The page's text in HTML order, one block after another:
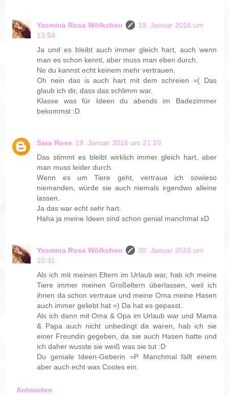
Yasmina Rosa Wölkchen
19. Januar 2016 um
13:54
Ja und es bleibt auch immer gleich hart, auch wenn
man es schon kennt, aber muss man eben durch.
Ne du kannst echt keinem mehr vertrauen.
Oh nein das is auch hart mit dem schreien =( Das
glaub ich dir, dass das schlimm war.
Klasse was für Ideen du abends im Badezimmer
bekommst :D
Sara Rose 19. Januar 2016 um 21:10
Das stimmt es bleibt wirklich immer gleich hart, aber
man muss leider durch.
Wenn es um Tiere geht, vertraue ich sowieso
niemanden, würde sie auch niemals irgendwo alleine
lassen.
Ja das war echt sehr hart.
Haha ja meine Ideen sind schon genial manchmal xD
Yasmina Rosa Wölkchen
20. Januar 2016 um
10:31
Als ich mit meinen Eltern im Urlaub war, hab ich meine
Tiere immer meinen Großeltern überlassen, weil ich
ihnen da schon vertraue und meine Oma meine Hasen
auch immer geliebt hat =) Da hat es gepasst.
Als ich dann mit Oma & Opa im Urlaub war und Mama
& Papa auch nicht unbedingt da waren, hab ich sie
einer Freundin gegeben, da sie auch Hasen hatte und
ich daher wusste sie weiß was sie tut :D
Du geniale Ideen-Geberin =P Manchmal fällt einem
aber auch echt was Cooles ein.
Antworten